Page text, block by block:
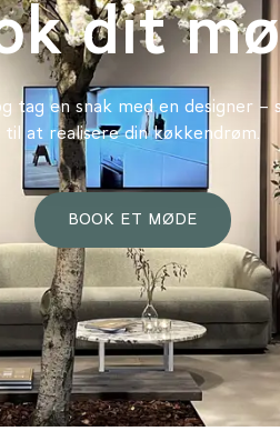
dit
tag en snak med en designer –
til at realisere din køkkendrøm.
BOOK ET MØDE